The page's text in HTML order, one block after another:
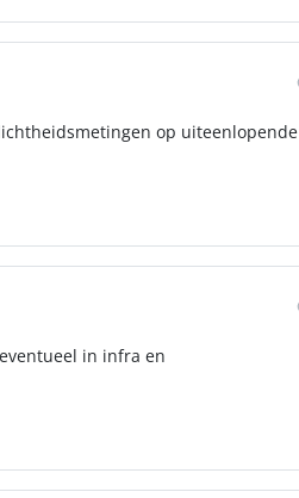
op uiteenlopende
in infra en